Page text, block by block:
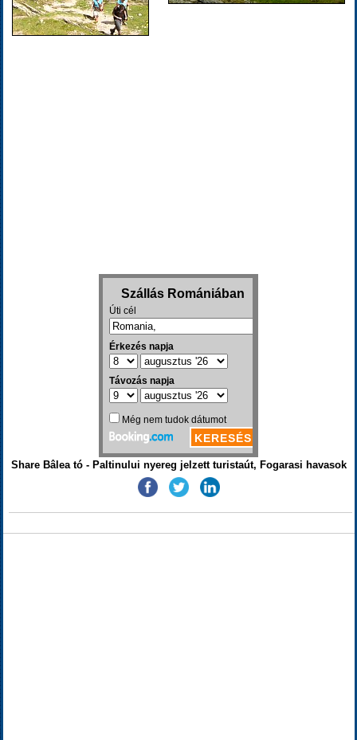
Share Bâlea tó - Paltinului nyereg jelzett turistaút, Fogarasi havasok